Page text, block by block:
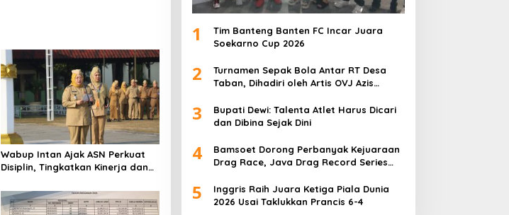
Wabup Intan Ajak ASN Perkuat
Disiplin, Tingkatkan Kinerja dan
1
Tim Banteng Banten FC Incar Juara
Soekarno Cup 2026
2
Turnamen Sepak Bola Antar RT Desa
Taban, Dihadiri oleh Artis OVJ Azis
3
Bupati Dewi: Talenta Atlet Harus Dicari
dan Dibina Sejak Dini
4
Bamsoet Dorong Perbanyak Kejuaraan
Drag Race, Java Drag Record Series
Muda
5
Inggris Raih Juara Ketiga Piala Dunia
2026 Usai Taklukkan Prancis 6-4